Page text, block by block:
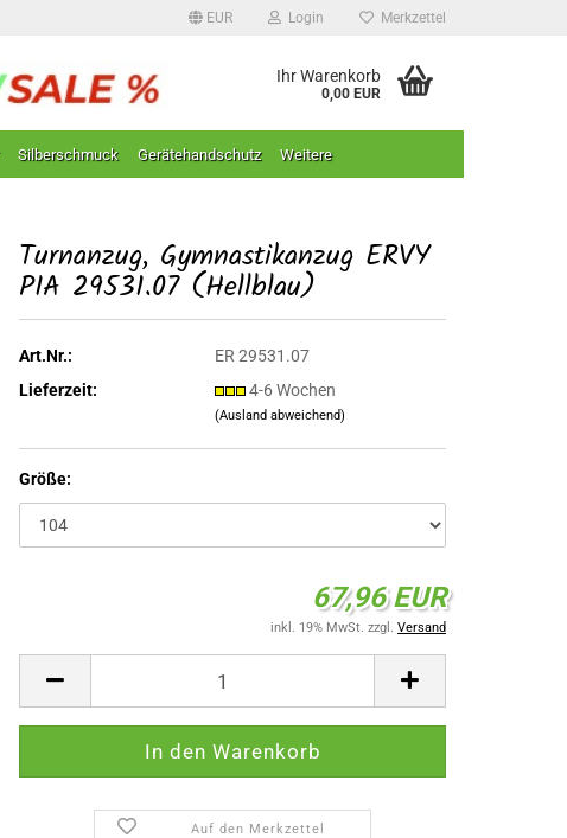
EUR Login Merkzettel
Ihr Warenkorb
0,00 EUR
Silberschmuck Gerätehandschutz Weitere
Turnanzug, Gymnastikanzug ERVY
PIA 29531.07 (Hellblau)
Art.Nr.:
ER 29531.07
Lieferzeit:
4-6 Wochen
(Ausland abweichend)
Größe:
67,96 EUR
inkl. 19% MwSt. zzgl. Versand
Auf den Merkzettel